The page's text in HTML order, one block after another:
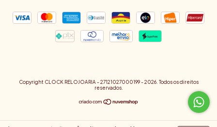
Copyright CLOCK RELOJOARIA - 27121027000199 - 2026. Todos os direitos
reservados.